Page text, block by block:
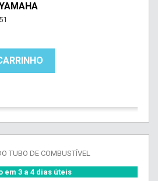
em 3 a 4 dias úteis